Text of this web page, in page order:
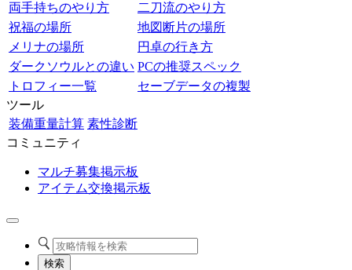
両手持ちのやり方
二刀流のやり方
祝福の場所
地図断片の場所
メリナの場所
円卓の行き方
ダークソウルとの違い PCの推奨スペック
トロフィー一覧
セーブデータの複製
ツール
装備重量計算 素性診断
コミュニティ
マルチ募集掲示板
アイテム交換掲示板
検索